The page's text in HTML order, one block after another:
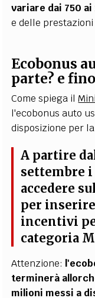
variare dai 750
e delle
Ecobonus
parte? e
Come spiega il
l'ecobonus auto
disposizione per
A partire
settembre
accedere
per
incentivi
categoria
Attenzione:
terminerà
milioni messi a